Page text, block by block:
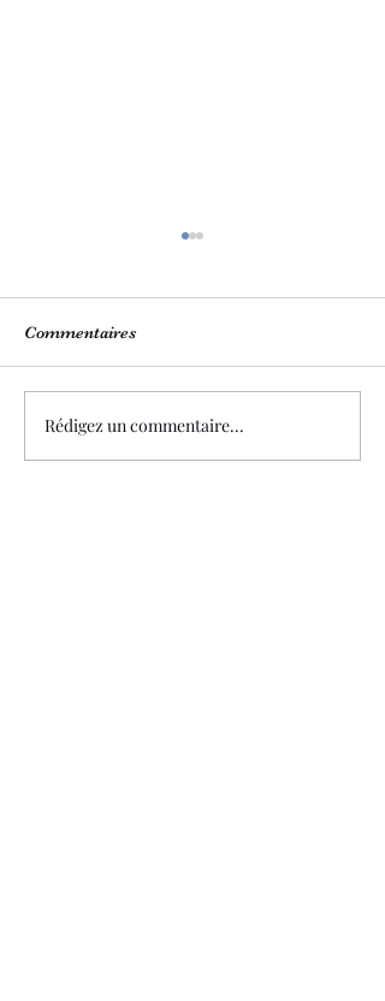
Commentaires
Rédigez un commentaire...